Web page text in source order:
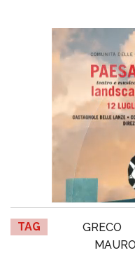
TAG GRECO